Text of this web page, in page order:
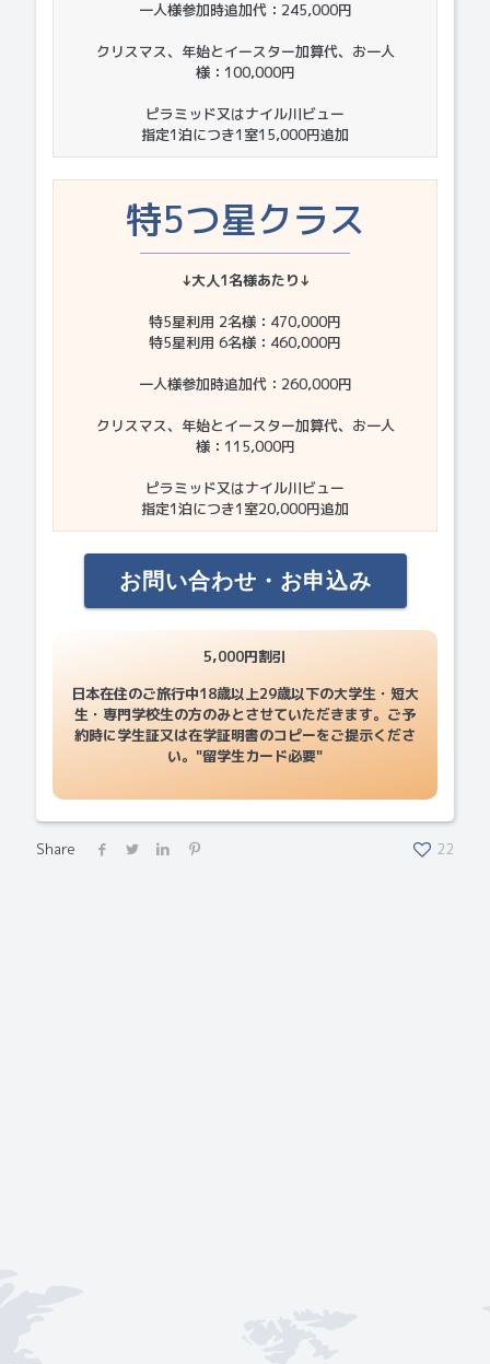
一人様参加時追加代：245,000円
クリスマス、年始とイースター加算代、お一人
様：100,000円
ピラミッド又はナイル川ビュー
指定1泊につき1室15,000円追加
特5つ星クラス
↓大人1名様あたり↓
特5星利用 2名様：470,000円
特5星利用 6名様：460,000円
一人様参加時追加代：260,000円
クリスマス、年始とイースター加算代、お一人
様：115,000円
ピラミッド又はナイル川ビュー
指定1泊につき1室20,000円追加
お問い合わせ・お申込み
5,000円割引
日本在住のご旅行中18歳以上29歳以下の大学生・短大
生・専門学校生の方のみとさせていただきます。ご予
約時に学生証又は在学証明書のコピーをご提示くださ
い。"留学生カード必要"
Share 22